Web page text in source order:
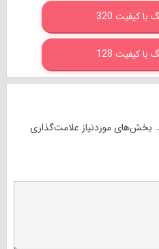
کیفیت 320
کیفیت 128
بخش‌های موردنیاز علامت‌گذاری